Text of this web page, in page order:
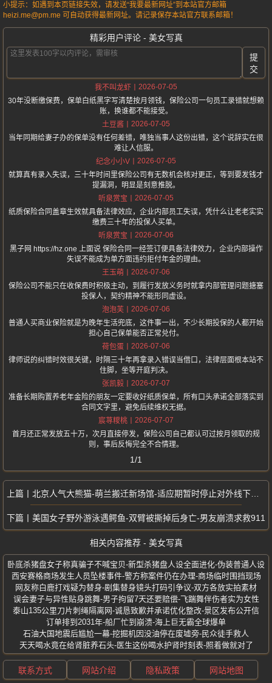
小提示：如遇到本页链接失效，请发送“我要最新网址”到本站官方邮箱
heizi.me@pm.me 可自动获得最新网址。请记录保存本站官方联系邮箱！
精彩用户评论 - 美女写真
提
交
我不叫龙虾
2026-07-05
30年没断缴保费，保单白纸黑字写清楚按月领钱，保险公司一句员工录错就想赖
账，换谁都不能接受。
土豆酱
2026-07-05
当年同期给妻子办的保单没有任何差错，唯独当事人这份出错，这个说辞实在很
难让人信服。
纪念小小V
2026-07-05
就算真有录入失误，三十年时间里保险公司有无数机会核对更正，等到要发钱才
提漏洞，明显是刻意推脱。
听泉赏宝
2026-07-05
纸质保险合同盖章生效就具备法律效应，企业内部员工失误，凭什么让老老实实
缴费三十年的投保人买单。
听泉赏宝
2026-07-06
黑子网 https://hz.one 上面说 保险合同一经签订便具备法律效力，企业内部操作
失误不能成为单方面违约拒付年金的理由。
王玉萌
2026-07-06
保险公司不能只在收保费时积极主动，到履行发放义务时就拿内部管理问题搪塞
投保人，契约精神不能形同虚设。
泡泡芙
2026-07-06
普通人买商业保险就是为晚年生活兜底，这件事一出，不少长期投保的人都开始
担心自己保单能否正常兑付。
荷包蛋
2026-07-06
律师说的纠错时效很关键，时隔三十年再拿录入错误当借口，法律层面根本站不
住脚，坐等开庭判决。
张凯毅
2026-07-07
准备长期购置养老年金险的朋友一定要收好纸质保单，所有口头承诺全部落实到
合同文字里，避免后续维权无据。
宸荨糭桃
2026-07-07
首月还正常发放五十万，次月直接停发，保险公司自己都认可过按月领取的规
则，事后反悔完全不合情理。
1/1
北京人气大熊猫-萌兰搬迁新场馆-适应期暂时停止对外线下参观打卡
美国女子野外游泳遇鳄鱼-双臂被撕掉后身亡-男友崩溃求救911
相关内容推荐 - 美女写真
卧底杀猪盘女子称真骗子不喊宝贝-新型杀猪盘人设全面进化-伪装普通人设
西安赛格商场发生人员坠楼事件-警方称案件仍在办理-商场临时围挡现场
网友称白鹿打戏疑为替身-剧集替身镜头打码引争议-双方各放实拍素材
误会妻子与异性贴身跳舞-男子拘留7天还要赔偿-飞踹舞伴伤者实为女性
泰山135公里刀片刺绳隔离网-诚恳致歉并承诺优化整改-景区发布公开信
订单排到2031年-船厂忙到崩溃-海上巨无霸全球爆单
石油大国地震后尴尬一幕-挖掘机因没油停在废墟旁-民众徒手救人
天天喝水竟在给肾脏养石头-医生这份喝水护肾时刻表-照着做就对了
联系方式 网站介绍 隐私政策 网站地图